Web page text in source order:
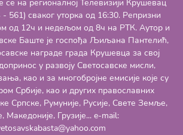
се на регионалној Телевизији Крушевац
561) сваког уторка од 16:30. Репризни
од 12ч и недељом од 8ч на РТК. Аутор и
Баште је госпођа Љиљана Пантелић,
награде града Крушевца за свој
у развоју Светосавске мисли,
као и за многобројне емисије које су
Србије, као и других православних
Српске, Румуније, Русије, Свете Земље,
Македоније, Грузије... e-mail: